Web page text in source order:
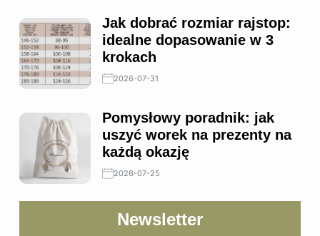
Jak dobrać rozmiar rajstop:
idealne dopasowanie w 3
krokach
2026-07-31
Pomysłowy poradnik: jak
uszyć worek na prezenty na
każdą okazję
2026-07-25
Newsletter